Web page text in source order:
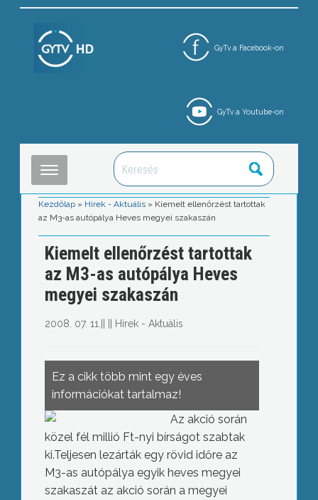
GyTv a Facebook-on
GyTv a Youtube-on
Kezdőlap » Hírek - Aktuális » Kiemelt ellenőrzést tartottak
az M3-as autópálya Heves megyei szakaszán
Kiemelt ellenőrzést tartottak
az M3-as autópálya Heves
megyei szakaszán
2008. 07. 11. Hírek - Aktuális
Ez a cikk több mint egy éves
információkat tartalmaz!
Az akció során
közel fél millió Ft-nyi bírságot szabtak
ki.Teljesen lezárták egy rövid időre az
M3-as autópálya egyik heves megyei
szakaszát az akció során a megyei